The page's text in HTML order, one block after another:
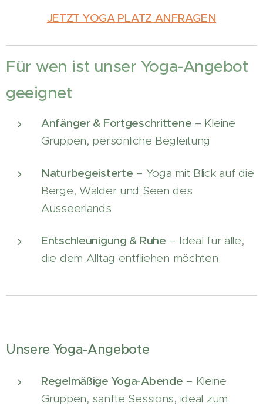
JETZT YOGA PLATZ ANFRAGEN
Für wen ist unser Yoga-Angebot
geeignet
Anfänger & Fortgeschrittene – Kleine
Gruppen, persönliche Begleitung
Naturbegeisterte – Yoga mit Blick auf die
Berge, Wälder und Seen des
Ausseerlands
Entschleunigung & Ruhe – Ideal für alle,
die dem Alltag entfliehen möchten
Unsere Yoga-Angebote
Regelmäßige Yoga-Abende – Kleine
Gruppen, sanfte Sessions, ideal zum